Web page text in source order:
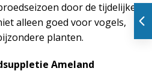
door de tijdelijke
alleen goed voor vogels,
planten.
Ameland